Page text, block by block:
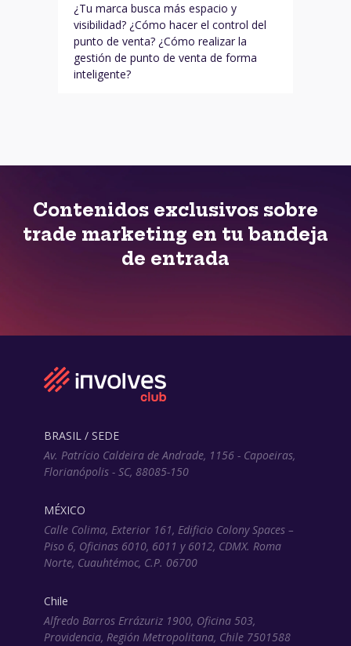
¿Tu marca busca más espacio y
visibilidad? ¿Cómo hacer el control del
punto de venta? ¿Cómo realizar la
gestión de punto de venta de forma
inteligente?
Contenidos exclusivos sobre
trade marketing en tu bandeja
de entrada
BRASIL / SEDE
Av. Patrício Caldeira de Andrade, 1156 - Capoeiras,
Florianópolis - SC, 88085-150
MÉXICO
Calle Colima, Exterior 161, Edificio Colony Spaces –
Piso 6, Oficinas 6010, 6011 y 6012, CDMX. Roma
Norte, Cuauhtémoc, C.P. 06700
Chile
Alfredo Barros Errázuriz 1900, Oficina 503,
Providencia, Región Metropolitana, Chile 7501588